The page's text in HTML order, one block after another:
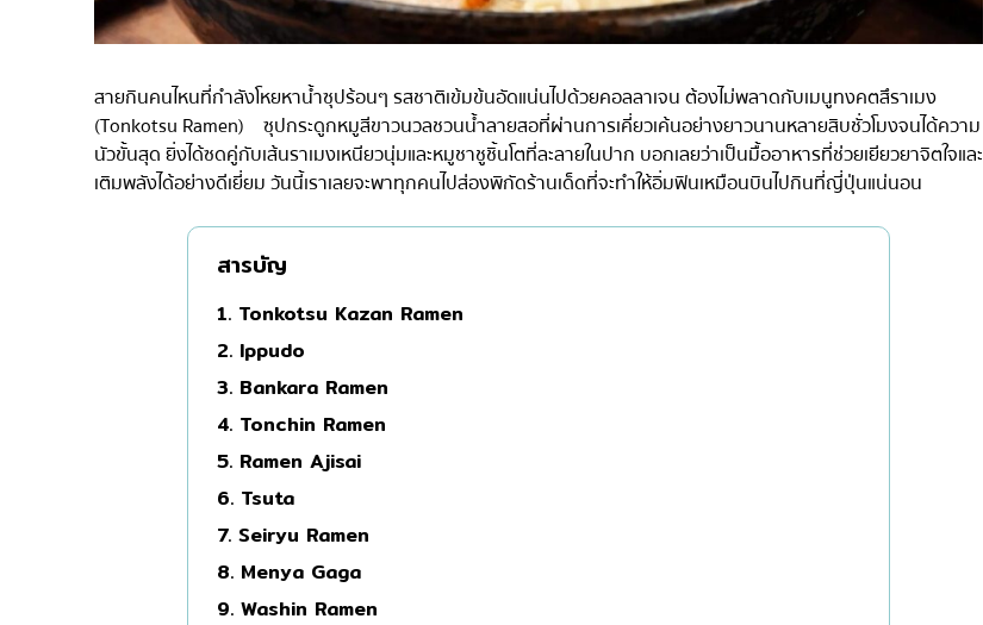
ปู
โอโคโนมิยากิ/เทปปันยากิ
ด้ง (ข้าวหน้าต่างๆ)
บุฟเฟต์
หม้อไฟญี่ปุ่น
อาหารชุด/อาหารญี่ปุ่นสไตล์โฮมคุกกิ้ง
นานา
อุดมสุข
ศรีราชา
ไอคอนสยาม
สายกินคนไหนที่กำลังโหยหาน้ำซุปร้อนๆ รสชาติเข้มข้นอัดแน่นไปด้วยคอลลาเจน ต้องไม่พลาดกับเมนูทงคตสึราเมง
(Tonkotsu Ramen) ซุปกระดูกหมูสีขาวนวลชวนน้ำลายสอที่ผ่านการเคี่ยวเค้นอย่างยาวนานหลายสิบชั่วโมงจนได้ความ
นัวขั้นสุด ยิ่งได้ซดคู่กับเส้นราเมงเหนียวนุ่มและหมูชาชูชิ้นโตที่ละลายในปาก บอกเลยว่าเป็นมื้ออาหารที่ช่วยเยียวยาจิตใจและ
เติมพลังได้อย่างดีเยี่ยม วันนี้เราเลยจะพาทุกคนไปส่องพิกัดร้านเด็ดที่จะทำให้อิ่มฟินเหมือนบินไปกินที่ญี่ปุ่นแน่นอน
สารบัญ
1. Tonkotsu Kazan Ramen
2. Ippudo
3. Bankara Ramen
4. Tonchin Ramen
5. Ramen Ajisai
6. Tsuta
7. Seiryu Ramen
8. Menya Gaga
9. Washin Ramen